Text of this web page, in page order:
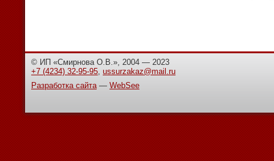
© ИП «Смирнова О.В.», 2004 — 2023
+7 (4234) 32-95-95, ussurzakaz@mail.ru
Разработка сайта— WebSee